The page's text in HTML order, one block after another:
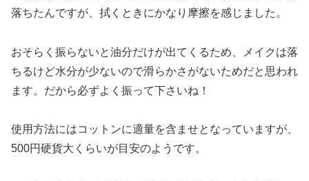
落ちたんですが、拭くときにかなり摩擦を感じました。
おそらく振らないと油分だけが出てくるため、メイクは落
ちるけど水分が少ないので滑らかさがないためだと思われ
ます。だから必ずよく振って下さいね！
使用方法にはコットンに適量を含ませとなっていますが、
500円硬貨大くらいが目安のようです。